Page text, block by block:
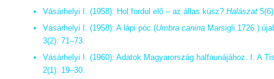
Vásárhelyi I. (1958): Hol fordul elő – az állas küsz? Halászat
Vásárhelyi I. (1958): A lápi póc (Umbra canina Marsigli 1726.)
3(2): 71–73.
Vásárhelyi I. (1960): Adatok Magyarország halfaunájához. I. A
2(1): 19–30.